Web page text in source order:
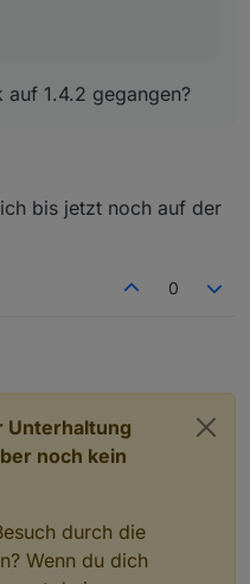
1.4.2 gegangen?
bis jetzt noch auf der
0
Unterhaltung
noch kein
durch die
Wenn du dich